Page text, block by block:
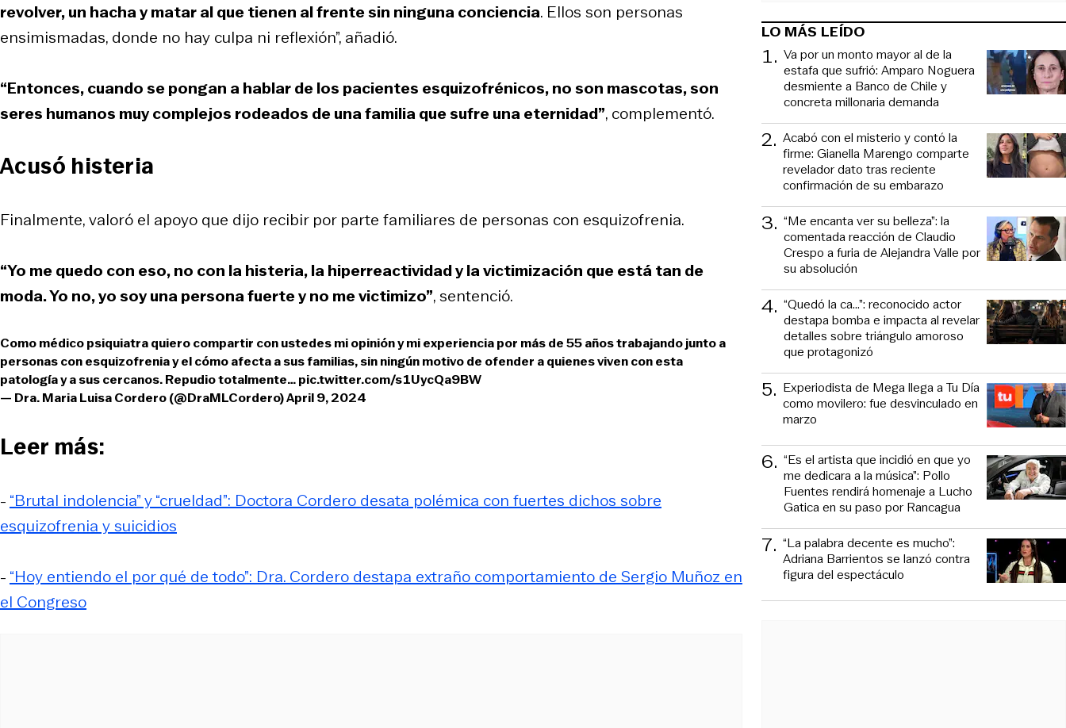
revolver, un hacha y matar al que tienen al frente sin ninguna conciencia. Ellos son personas
ensimismadas, donde no hay culpa ni reflexión”, añadió.
“Entonces, cuando se pongan a hablar de los pacientes esquizofrénicos, no son mascotas, son
seres humanos muy complejos rodeados de una familia que sufre una eternidad”, complementó.
Acusó histeria
Finalmente, valoró el apoyo que dijo recibir por parte familiares de personas con esquizofrenia.
“Yo me quedo con eso, no con la histeria, la hiperreactividad y la victimización que está tan de
moda. Yo no, yo soy una persona fuerte y no me victimizo”, sentenció.
Como médico psiquiatra quiero compartir con ustedes mi opinión y mi experiencia por más de 55 años trabajando junto a
personas con esquizofrenia y el cómo afecta a sus familias, sin ningún motivo de ofender a quienes viven con esta
patología y a sus cercanos. Repudio totalmente…pic.twitter.com/s1UycQa9BW
— Dra. Maria Luisa Cordero (@DraMLCordero)April 9, 2024
Leer más:
- “Brutal indolencia” y “crueldad”: Doctora Cordero desata polémica con fuertes dichos sobre
esquizofrenia y suicidios
- “Hoy entiendo el por qué de todo”: Dra. Cordero destapa extraño comportamiento de Sergio Muñoz en
el Congreso
LO MÁS LEÍDO
1. Va por un monto mayor al de la
estafa que sufrió: Amparo Noguera
desmiente a Banco de Chile y
concreta millonaria demanda
2. Acabó con el misterio y contó la
firme: Gianella Marengo comparte
revelador dato tras reciente
confirmación de su embarazo
3. “Me encanta ver su belleza”: la
comentada reacción de Claudio
Crespo a furia de Alejandra Valle por
su absolución
4. “Quedó la ca...”: reconocido actor
destapa bomba e impacta al revelar
detalles sobre triángulo amoroso
que protagonizó
5. Experiodista de Mega llega a Tu Día
como movilero: fue desvinculado en
marzo
6. “Es el artista que incidió en que yo
me dedicara a la música”: Pollo
Fuentes rendirá homenaje a Lucho
Gatica en su paso por Rancagua
7. “La palabra decente es mucho”:
Adriana Barrientos se lanzó contra
figura del espectáculo